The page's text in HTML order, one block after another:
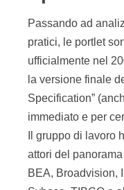
Passando ad
pratici, le portlet
ufficialmente nel
la versione finale
Specification”
immediato e per
Il gruppo di lavoro
attori del
BEA, Broadvision,